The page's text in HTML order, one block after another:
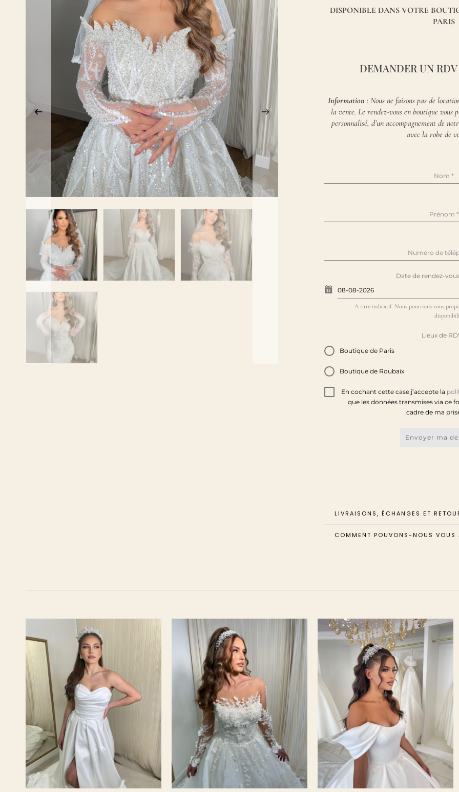
DISPONIBLE DANS VOTRE
PARIS
DEMANDER UN
Information : Nous ne faisons pas de
la vente. Le rendez-vous en boutique vous
personnalisé, d’un accompagnement de
avec la robe de
Nom *
Prénom *
Numéro de
Date de rendez-
A titre indicatif. Nous pourrions vous
Lieux de
Boutique de Paris
Boutique de Roubaix
En cochant cette case j’accepte la
que les données transmises via ce
cadre de ma
Envoyer ma
LIVRAISONS, ÉCHANGES ET
COMMENT POUVONS-NOUS VOUS
Vous pourriez aussi aimer...